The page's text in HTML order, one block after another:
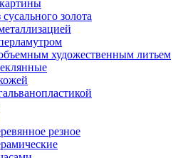
золота
художественным литьем
резное